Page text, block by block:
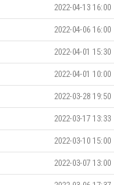
2022-04-13 16:00
2022-04-06 16:00
2022-04-01 15:30
2022-04-01 10:00
2022-03-28 19:50
2022-03-17 13:33
2022-03-10 15:00
2022-03-07 13:00